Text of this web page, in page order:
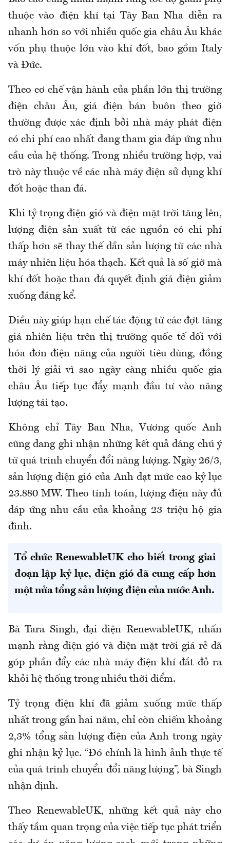
thuộc vào điện khí tại Tây Ban Nha diễn ra
nhanh hơn so với nhiều quốc gia châu Âu khác
vốn phụ thuộc lớn vào khí đốt, bao gồm Italy
và Đức.
Theo cơ chế vận hành của phần lớn thị trường
điện châu Âu, giá điện bán buôn theo giờ
thường được xác định bởi nhà máy phát điện
có chi phí cao nhất đang tham gia đáp ứng nhu
cầu của hệ thống. Trong nhiều trường hợp, vai
trò này thuộc về các nhà máy điện sử dụng khí
đốt hoặc than đá.
Khi tỷ trọng điện gió và điện mặt trời tăng lên,
lượng điện sản xuất từ các nguồn có chi phí
thấp hơn sẽ thay thế dần sản lượng từ các nhà
máy nhiên liệu hóa thạch. Kết quả là số giờ mà
khí đốt hoặc than đá quyết định giá điện giảm
xuống đáng kể.
Điều này giúp hạn chế tác động từ các đợt tăng
giá nhiên liệu trên thị trường quốc tế đối với
hóa đơn điện năng của người tiêu dùng, đồng
thời lý giải vì sao ngày càng nhiều quốc gia
châu Âu tiếp tục đẩy mạnh đầu tư vào năng
lượng tái tạo.
Không chỉ Tây Ban Nha, Vương quốc Anh
cũng đang ghi nhận những kết quả đáng chú ý
từ quá trình chuyển đổi năng lượng. Ngày 26/3,
sản lượng điện gió của Anh đạt mức cao kỷ lục
23.880 MW. Theo tính toán, lượng điện này đủ
đáp ứng nhu cầu của khoảng 23 triệu hộ gia
đình.
Tổ chức RenewableUK cho biết trong giai
đoạn lập kỷ lục, điện gió đã cung cấp hơn
một nửa tổng sản lượng điện của nước Anh.
Bà Tara Singh, đại diện RenewableUK, nhấn
mạnh rằng điện gió và điện mặt trời giá rẻ đã
góp phần đẩy các nhà máy điện khí đắt đỏ ra
khỏi hệ thống trong nhiều thời điểm.
Tỷ trọng điện khí đã giảm xuống mức thấp
nhất trong gần hai năm, chỉ còn chiếm khoảng
2,3% tổng sản lượng điện của Anh trong ngày
ghi nhận kỷ lục. “Đó chính là hình ảnh thực tế
của quá trình chuyển đổi năng lượng”, bà Singh
nhận định.
Theo RenewableUK, những kết quả này cho
thấy tầm quan trọng của việc tiếp tục phát triển